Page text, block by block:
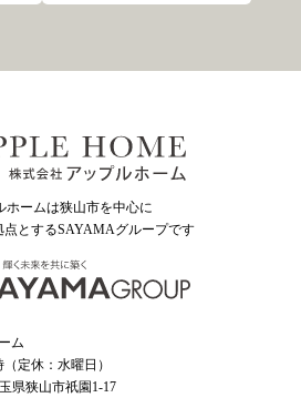
ホームは狭山市を中心に
点とするSAYAMAグループです
ム
定休：水曜日）
県狭山市祇園1-17